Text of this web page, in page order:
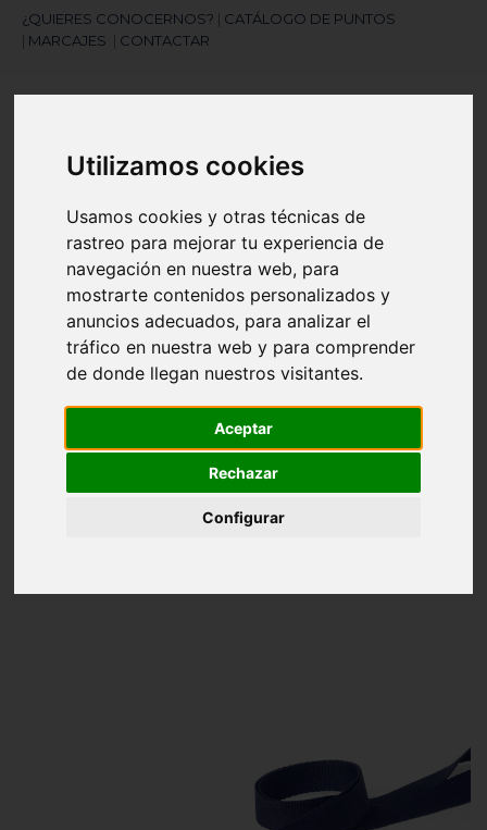
Utilizamos cookies
Usamos cookies y otras técnicas de
rastreo para mejorar tu experiencia de
navegación en nuestra web, para
mostrarte contenidos personalizados y
anuncios adecuados, para analizar el
tráfico en nuestra web y para comprender
de donde llegan nuestros visitantes.
Aceptar
Rechazar
Configurar
¿QUIERES CONOCERNOS? | CATÁLOGO DE PUNTOS
| MARCAJES | CONTACTAR
¿Necesitas ayuda?
945 121 003
Navegación
search
Inicio Lanyard Poliéster